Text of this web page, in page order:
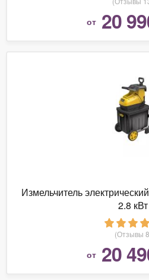
от 20
Измельчитель
2.8 кВт
(Отзывы
от 20